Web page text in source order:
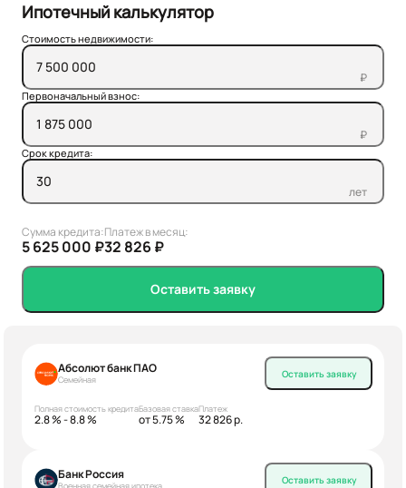
Ипотечный калькулятор
Стоимость недвижимости:
₽
Первоначальный взнос:
₽
Срок кредита:
лет
Сумма кредита:
5 625 000 ₽
Платеж в месяц:
32 826 ₽
Оставить заявку
Абсолют банк ПАО
Семейная
Полная стоимость кредита
2.8 % - 8.8 %
Базовая ставка
от 5.75 %
Платеж
32 826 р.
Оставить заявку
Банк Россия Оставить заявку